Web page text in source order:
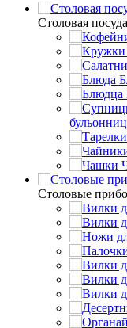
Столовая посуда
Cтоловые